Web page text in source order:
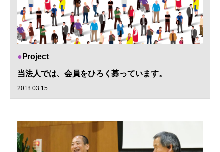
Project
当法人では、会員をひろく募っています。
2018.03.15